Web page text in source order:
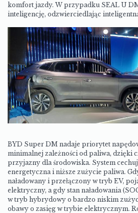
komfort jazdy. W przypadku SEAL U
inteligencję, odzwierciedlając
BYD Super DM nadaje priorytet
minimalnej zależności od paliwa, dzięki
przyjazny dla środowiska. System
energetyczna i niższe zużycie paliwa.
naładowany i przełączony w tryb EV,
elektryczny, a gdy stan naładowania
w tryb hybrydowy o bardzo niskim
obawy o zasięg w trybie elektrycznym.